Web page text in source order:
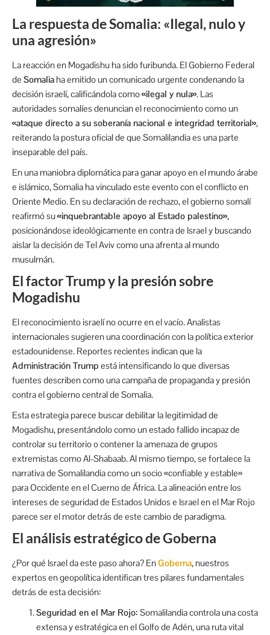
La respuesta de Somalia: «Ilegal, nulo y
una agresión»
La reacción en Mogadishu ha sido furibunda. El Gobierno Federal
de Somalia ha emitido un comunicado urgente condenando la
decisión israelí, calificándola como«ilegal y nula». Las
autoridades somalíes denuncian el reconocimiento como un
«ataque directo a su soberanía nacional e integridad territorial»,
reiterando la postura oficial de que Somalilandia es una parte
inseparable del país.
En una maniobra diplomática para ganar apoyo en el mundo árabe
e islámico, Somalia ha vinculado este evento con el conflicto en
Oriente Medio. En su declaración de rechazo, el gobierno somalí
reafirmó su«inquebrantable apoyo al Estado palestino»,
posicionándose ideológicamente en contra de Israel y buscando
aislar la decisión de Tel Aviv como una afrenta al mundo
musulmán.
El factor Trump y la presión sobre
Mogadishu
El reconocimiento israelí no ocurre en el vacío. Analistas
internacionales sugieren una coordinación con la política exterior
estadounidense. Reportes recientes indican que la
Administración Trump está intensificando lo que diversas
fuentes describen como una campaña de propaganda y presión
contra el gobierno central de Somalia.
Esta estrategia parece buscar debilitar la legitimidad de
Mogadishu, presentándolo como un estado fallido incapaz de
controlar su territorio o contener la amenaza de grupos
extremistas como Al-Shabaab. Al mismo tiempo, se fortalece la
narrativa de Somalilandia como un socio «confiable y estable»
para Occidente en el Cuerno de África. La alineación entre los
intereses de seguridad de Estados Unidos e Israel en el Mar Rojo
parece ser el motor detrás de este cambio de paradigma.
El análisis estratégico de Goberna
¿Por qué Israel da este paso ahora? EnGoberna, nuestros
expertos en geopolítica identifican tres pilares fundamentales
detrás de esta decisión:
Seguridad en el Mar Rojo: Somalilandia controla una costa
extensa y estratégica en el Golfo de Adén, una ruta vital